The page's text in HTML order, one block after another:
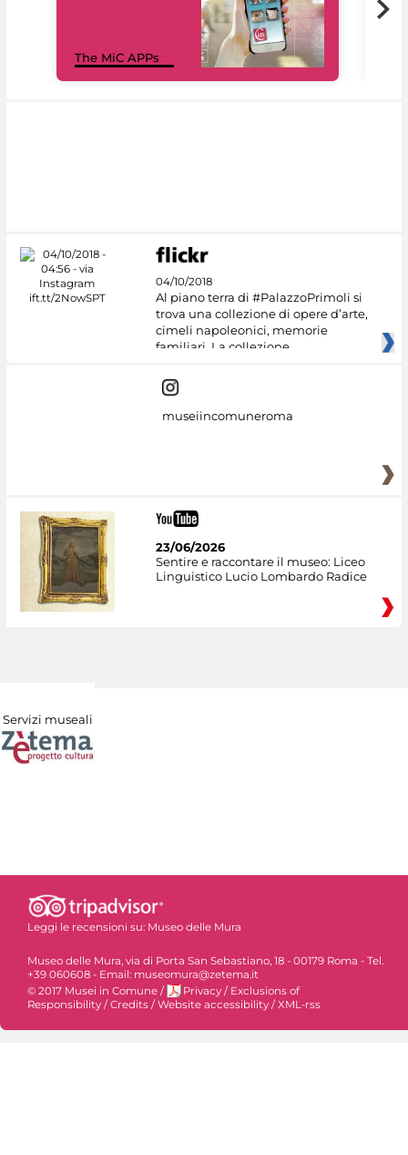
The MiC APPs
04/10/2018
Al piano terra di #PalazzoPrimoli si
trova una collezione di opere d’arte,
cimeli napoleonici, memorie
familiari. La collezione
museiincomuneroma
23/06/2026
Sentire e raccontare il museo: Liceo
Linguistico Lucio Lombardo Radice
Servizi museali
Leggi le recensioni su: Museo delle Mura
Museo delle Mura, via di Porta San Sebastiano, 18 - 00179 Roma - Tel.
+39 060608 - Email: museomura@zetema.it
© 2017 Musei in Comune / Privacy / Exclusions of
Responsibility /Credits /Website accessibility /XML-rss